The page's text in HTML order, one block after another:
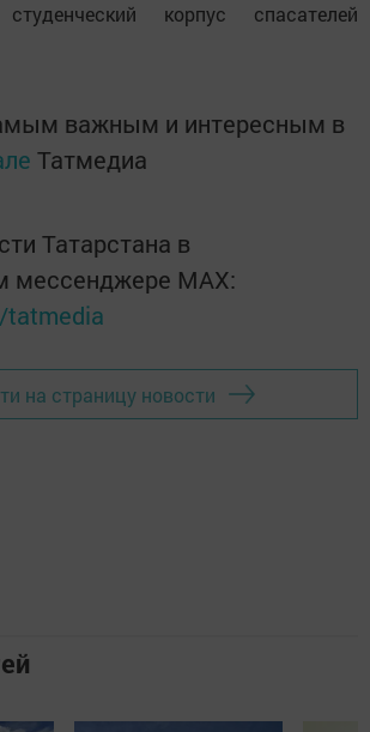
студенческий корпус спасателей
важным и интересным в
Татмедиа
Татарстана в
мессенджере MАХ:
на страницу новости